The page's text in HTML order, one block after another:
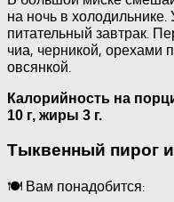
на ночь в
питательный завтрак.
чиа, черникой, орехами
овсянкой.
Калорийность на
10 г, жиры 3 г.
Тыквенный пирог
🍽 Вам понадобится: